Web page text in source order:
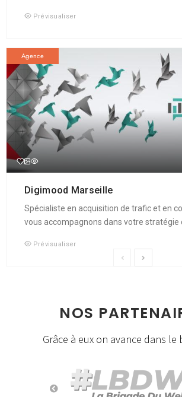
Prévisualiser
Agence
Digimood Marseille
Spécialiste en acquisition de trafic et en
vous accompagnons dans votre stratégie
Prévisualiser
NOS
Grâce à eux on avance dans le